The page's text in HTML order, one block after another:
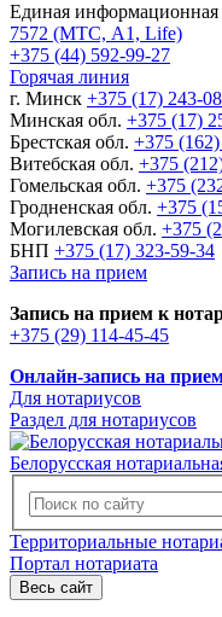
Единая
7572 (МТС, A1, Life)
+375 (44) 592-99-27
Горячая линия
г. Минск +375 (17) 243-
Минская обл. +375 (17)
Брестская обл. +375
Витебская обл. +375
Гомельская обл. +375
Гродненская обл. +375
Могилевская обл. +375
БНП +375 (17) 323-59-34
Запись на прием
Запись на прием к
+375 (29) 114-45-45
Онлайн-запись на
Для нотариусов
Раздел для нотариусов
Белорусская
Территориальные
Портал нотариата
Весь сайт